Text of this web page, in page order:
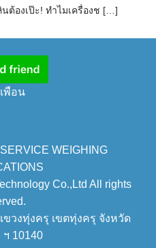
ต้องเป๊ะ! ทำไมเครื่องช […]
พือน
WEIGHING
Co.,Ltd All rights
วงทุ่งครุ เขตทุ่งครุ จังหวัด
ฯ 10140